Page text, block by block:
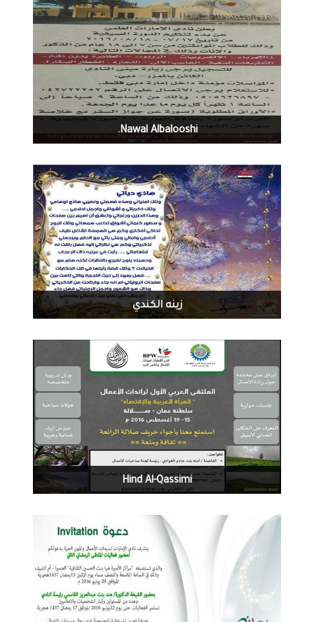
06-24-2016
1288
‏‎Nawal Albalooshi‎‏.
06-21-2016
0
1353
زينه الكندي
06-20-2016
0
1270
Hind Al-Qassimi
0
1559